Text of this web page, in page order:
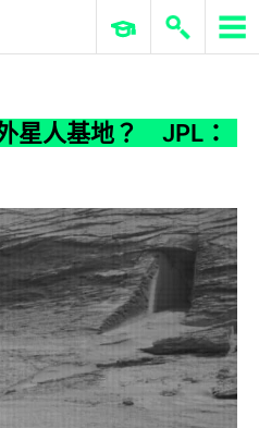
ERP 與商業 AI
星人基地？ JPL：